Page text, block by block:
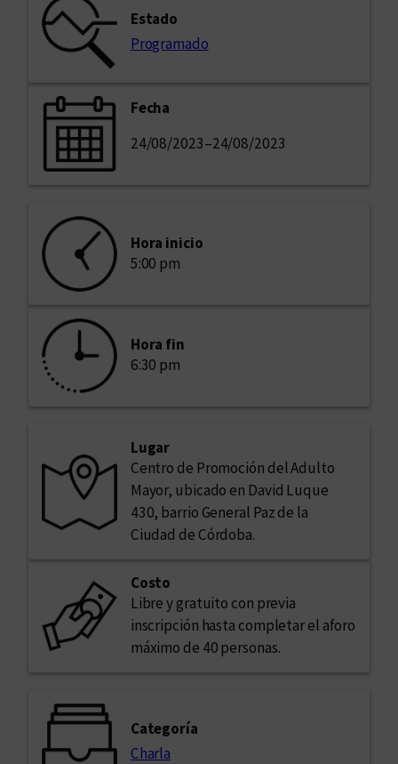
Estado
Programado
Fecha
24/08/2023–24/08/2023
Hora inicio
5:00 pm
Hora fin
6:30 pm
Lugar
Centro de Promoción del Adulto
Mayor, ubicado en David Luque
430, barrio General Paz de la
Ciudad de Córdoba.
Costo
Libre y gratuito con previa
inscripción hasta completar el aforo
máximo de 40 personas.
Categoría
Charla